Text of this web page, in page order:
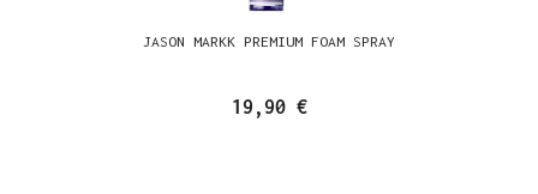
JASON MARKK PREMIUM FOAM SPRAY
19,90 €